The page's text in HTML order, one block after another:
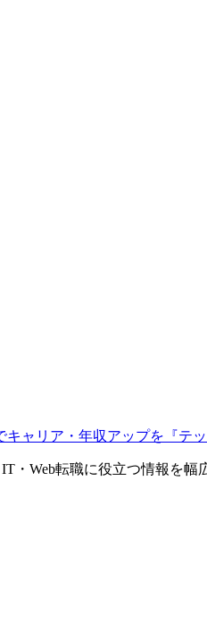
キャリア・年収アップを『
・Web転職に役立つ情報を幅